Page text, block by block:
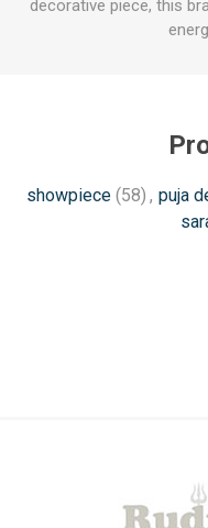
decorative piece, this
showpiece (58) , puja